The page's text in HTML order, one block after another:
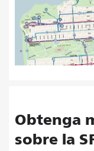
Obtenga
sobre la